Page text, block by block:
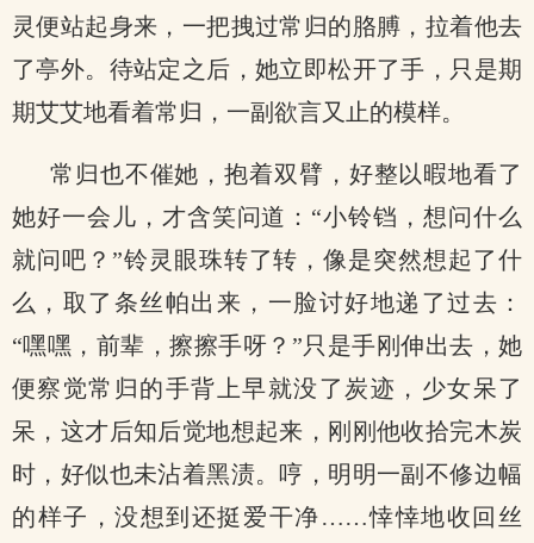
灵便站起身来，一把拽过常归的胳膊，拉着他去
了亭外。待站定之后，她立即松开了手，只是期
期艾艾地看着常归，一副欲言又止的模样。
常归也不催她，抱着双臂，好整以暇地看了
她好一会儿，才含笑问道：“小铃铛，想问什么
就问吧？”铃灵眼珠转了转，像是突然想起了什
么，取了条丝帕出来，一脸讨好地递了过去：
“嘿嘿，前辈，擦擦手呀？”只是手刚伸出去，她
便察觉常归的手背上早就没了炭迹，少女呆了
呆，这才后知后觉地想起来，刚刚他收拾完木炭
时，好似也未沾着黑渍。哼，明明一副不修边幅
的样子，没想到还挺爱干净……悻悻地收回丝